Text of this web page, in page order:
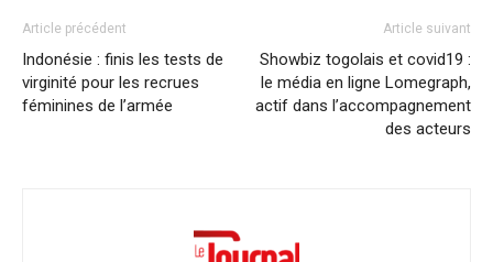
Article précédent
Indonésie : finis les tests de
virginité pour les recrues
féminines de l’armée
Article suivant
Showbiz togolais et covid19 :
le média en ligne Lomegraph,
actif dans l’accompagnement
des acteurs